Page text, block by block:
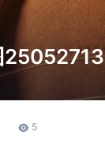
25052713
5